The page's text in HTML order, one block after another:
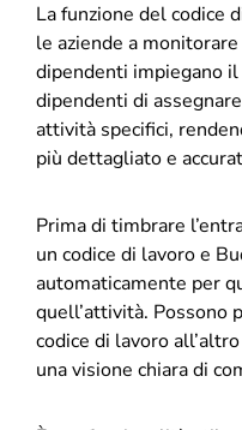
La funzione del codice
le aziende a
dipendenti impiegano
dipendenti di
attività specifici,
più dettagliato e
Prima di timbrare
un codice di lavoro e
automaticamente per
quell’attività. Possono
codice di lavoro
una visione chiara di